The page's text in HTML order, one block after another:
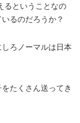
るということなの
るのだろうか？
ろノーマルは日本
たくさん送ってき